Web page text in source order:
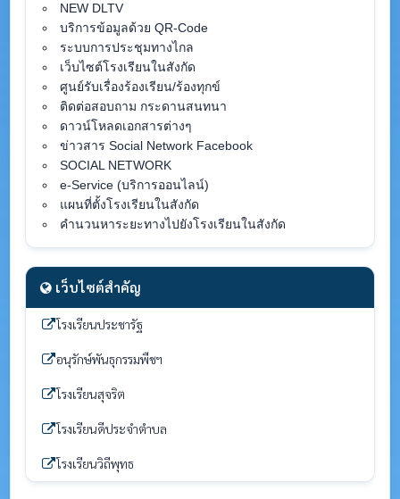
NEW DLTV
บริการข้อมูลด้วย QR-Code
ระบบการประชุมทางไกล
เว็บไซต์โรงเรียนในสังกัด
ศูนย์รับเรื่องร้องเรียน/ร้องทุกข์
ติดต่อสอบถาม กระดานสนทนา
ดาวน์โหลดเอกสารต่างๆ
ข่าวสาร Social Network Facebook
SOCIAL NETWORK
e-Service (บริการออนไลน์)
แผนที่ตั้งโรงเรียนในสังกัด
คำนวนหาระยะทางไปยังโรงเรียนในสังกัด
เว็บไซต์สำคัญ
โรงเรียนประชารัฐ
อนุรักษ์พันธุกรรมพืชฯ
โรงเรียนสุจริต
โรงเรียนดีประจำตำบล
โรงเรียนวิถีพุทธ